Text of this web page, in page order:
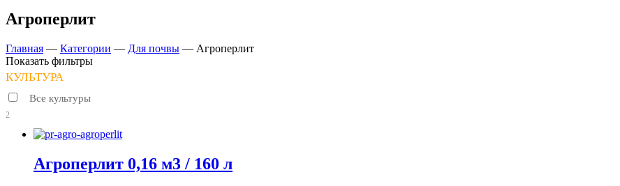
Агроперлит
Главная — Категории — Для почвы — Агроперлит
Показать фильтры
КУЛЬТУРА
Все культуры
2
Агроперлит 0,16 м3 / 160 л